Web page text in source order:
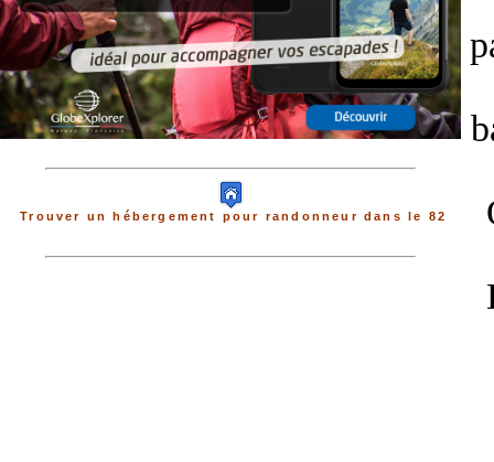
Trouver un hébergement pour randonneur dans le 82